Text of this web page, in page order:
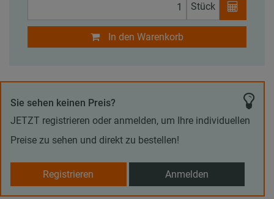
Stück
In den Warenkorb
Sie sehen keinen Preis?
JETZT registrieren oder anmelden, um Ihre individuellen
Preise zu sehen und direkt zu bestellen!
Registrieren Anmelden